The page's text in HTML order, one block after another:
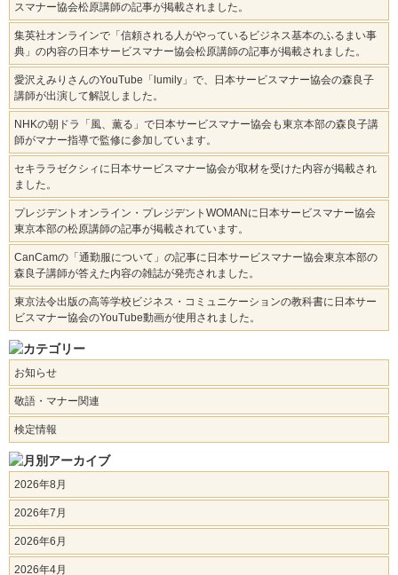
スマナー協会松原講師の記事が掲載されました。
集英社オンラインで「信頼される人がやっているビジネス基本のふるまい事
典」の内容の日本サービスマナー協会松原講師の記事が掲載されました。
愛沢えみりさんのYouTube「lumily」で、日本サービスマナー協会の森良子
講師が出演して解説しました。
NHKの朝ドラ「風、薫る」で日本サービスマナー協会も東京本部の森良子講
師がマナー指導で監修に参加しています。
セキララゼクシィに日本サービスマナー協会が取材を受けた内容が掲載され
ました。
プレジデントオンライン・プレジデントWOMANに日本サービスマナー協会
東京本部の松原講師の記事が掲載されています。
CanCamの「通勤服について」の記事に日本サービスマナー協会東京本部の
森良子講師が答えた内容の雑誌が発売されました。
東京法令出版の高等学校ビジネス・コミュニケーションの教科書に日本サー
ビスマナー協会のYouTube動画が使用されました。
お知らせ
敬語・マナー関連
検定情報
2026年8月
2026年7月
2026年6月
2026年4月